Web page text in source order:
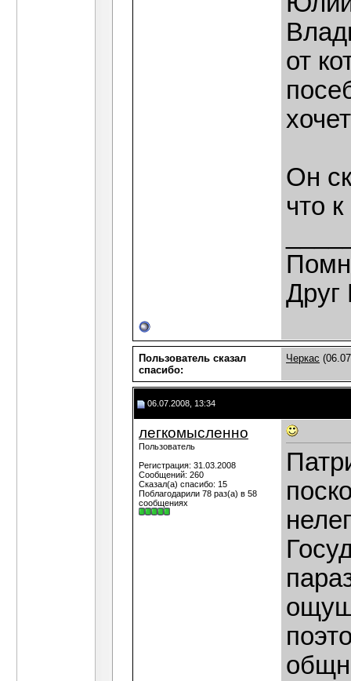
от
Он
что
Друг
Пользователь сказал
cпасибо:
Черкас
06.07.2008, 13:34
легкомысленно
Пользователь
Регистрация: 31.03.2008
Сообщений: 260
Сказал(а) спасибо: 15
Поблагодарили 78 раз(а) в 58
сообщениях